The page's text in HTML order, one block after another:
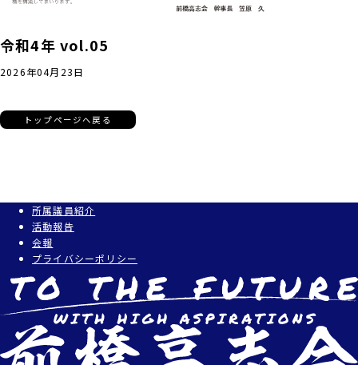
令和4年 vol.05
2026年04月23日
トップページへ戻る
所属議員紹介
活動報告
会報
プライバシーポリシー